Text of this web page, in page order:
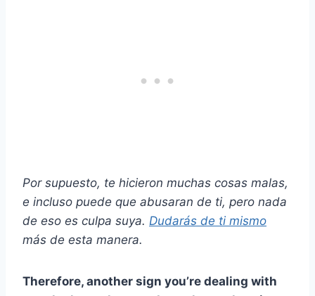
Por supuesto, te hicieron muchas cosas malas,
e incluso puede que abusaran de ti, pero nada
de eso es culpa suya. Dudarás de ti mismo
más de esta manera.
Therefore, another sign you’re dealing with